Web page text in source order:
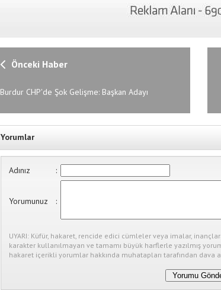
Önceki Haber
Burdur CHP'de Şok Gelişme: Başkan Adayı
Yorumlar
Adınız :
Yorumunuz :
UYARI: Küfür, hakaret, rencide edici cümleler veya imalar,
karakter kullanılmayan ve tamamı büyük harflerle yazılmış
hakaret içerikli yorumlar hakkında muhatapları tarafından dava